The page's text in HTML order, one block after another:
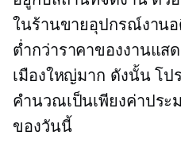
ในร้านขายอุปกรณ์งานอ
ต่ำกว่าราคาของงานแส
เมืองใหญ่มาก ดังนั้น โ
คำนวณเป็นเพียงค่าปร
ของวันนี้